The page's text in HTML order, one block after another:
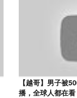
【越哥】男子被
播，全球人都在